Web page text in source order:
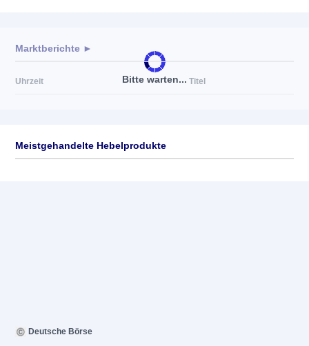
Bitte warten...
Marktberichte ►
Uhrzeit Titel
Meistgehandelte Hebelprodukte
Deutsche Börse